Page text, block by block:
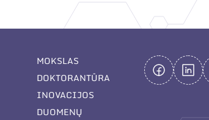
MOKSLAS
DOKTORANTŪRA
INOVACIJOS
DUOMENŲ